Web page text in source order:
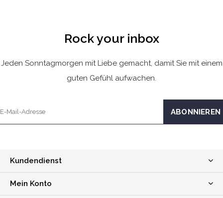
Rock your inbox
Jeden Sonntagmorgen mit Liebe gemacht, damit Sie mit einem
guten Gefühl aufwachen.
Kundendienst
Mein Konto